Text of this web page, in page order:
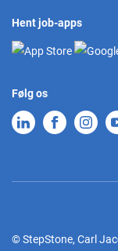
Hent job-apps
Følg os
© StepStone, Carl